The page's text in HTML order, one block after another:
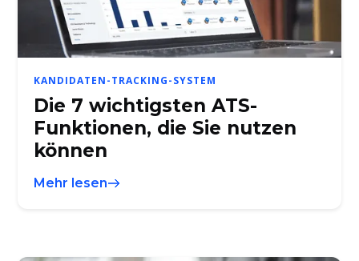
KANDIDATEN-TRACKING-SYSTEM
Die 7 wichtigsten ATS-
Funktionen, die Sie nutzen
können
Mehr lesen